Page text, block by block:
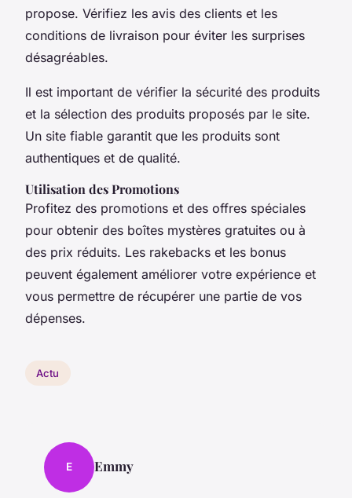
propose. Vérifiez les avis des clients et les
conditions de livraison pour éviter les surprises
désagréables.
Il est important de vérifier la sécurité des produits
et la sélection des produits proposés par le site.
Un site fiable garantit que les produits sont
authentiques et de qualité.
Utilisation des Promotions
Profitez des promotions et des offres spéciales
pour obtenir des boîtes mystères gratuites ou à
des prix réduits. Les rakebacks et les bonus
peuvent également améliorer votre expérience et
vous permettre de récupérer une partie de vos
dépenses.
Actu
E Emmy